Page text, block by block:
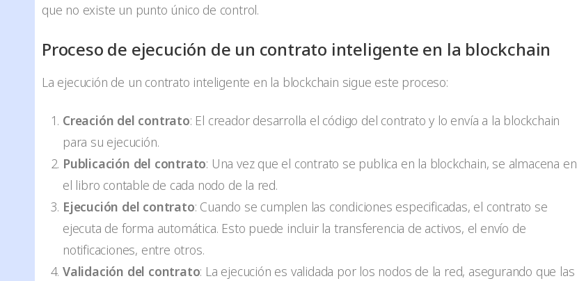
que no existe un punto único de control.
Proceso de ejecución de un contrato inteligente en la blockchain
La ejecución de un contrato inteligente en la blockchain sigue este proceso:
Creación del contrato: El creador desarrolla el código del contrato y lo envía a la blockchain
para su ejecución.
Publicación del contrato: Una vez que el contrato se publica en la blockchain, se almacena en
el libro contable de cada nodo de la red.
Ejecución del contrato: Cuando se cumplen las condiciones especificadas, el contrato se
ejecuta de forma automática. Esto puede incluir la transferencia de activos, el envío de
notificaciones, entre otros.
Validación del contrato: La ejecución es validada por los nodos de la red, asegurando que las